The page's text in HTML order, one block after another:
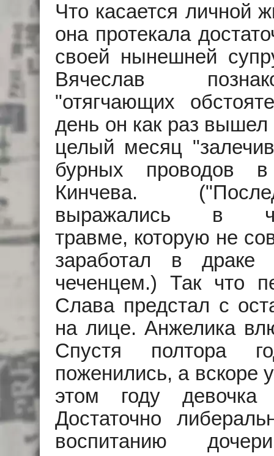
Что касается личной
она протекала
своей нынешней
Вячеслав
"отягчающих
день он как раз
целый месяц
бурных проводов
Кинчева.
выражались в
травме, которую не
заработал в драке
чеченцем.) Так что
Слава предстал с
на лице. Анжелика
Спустя полтора
поженились, а вскоре
этом году
Достаточно
воспитанию